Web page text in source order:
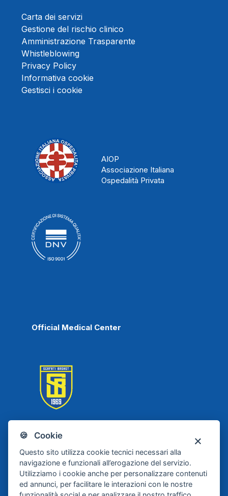
🍪 Cookie
Questo sito utilizza cookie tecnici necessari alla
navigazione e funzionali all’erogazione del servizio.
Utilizziamo i cookie anche per personalizzare contenuti
ed annunci, per facilitare le interazioni con le nostre
Carta dei servizi
Gestione del rischio clinico
Amministrazione Trasparente
Whistleblowing
Privacy Policy
Informativa cookie
Gestisci i cookie
AIOP
Associazione Italiana
Ospedalità Privata
Official Medical Center
Scafati Basket